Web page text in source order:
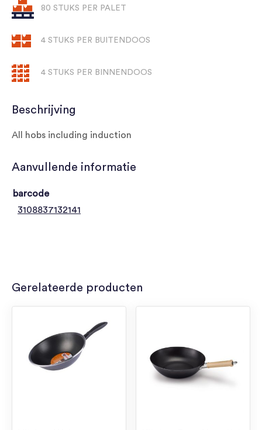
80 STUKS PER PALET
4 STUKS PER BUITENDOOS
4 STUKS PER BINNENDOOS
Beschrijving
All hobs including induction
Aanvullende informatie
barcode
3108837132141
Gerelateerde producten